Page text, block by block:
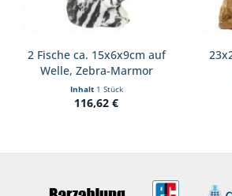
2 Fische ca. 15x6x9cm auf
Welle, Zebra-Marmor
Inhalt 1 Stück
116,62 €